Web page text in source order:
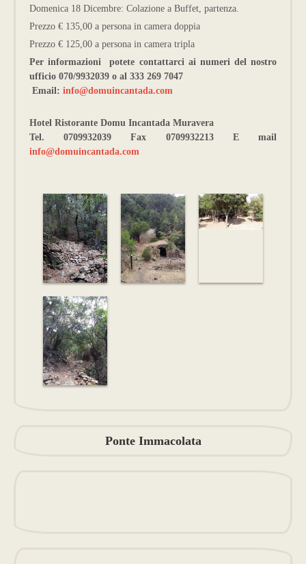
Domenica 18 Dicembre: Colazione a Buffet, partenza.
Prezzo € 135,00 a persona in camera doppia
Prezzo € 125,00 a persona in camera tripla
Per informazioni potete contattarci ai numeri del nostro
ufficio 070/9932039 o al 333 269 7047
Email: info@domuincantada.com
Hotel Ristorante Domu Incantada Muravera
Tel. 0709932039 Fax 0709932213 E mail
info@domuincantada.com
Ponte Immacolata